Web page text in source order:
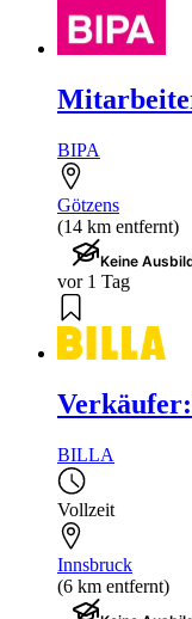
BIPA
Götzens
(14 km entfernt)
Keine
vor 1 Tag
BILLA
Vollzeit
Innsbruck
(6 km entfernt)